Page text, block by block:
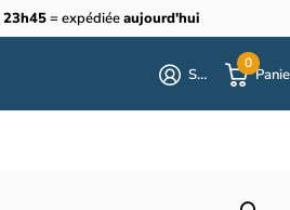
23h45= expédiéeaujourd'hui
S'identifier
0